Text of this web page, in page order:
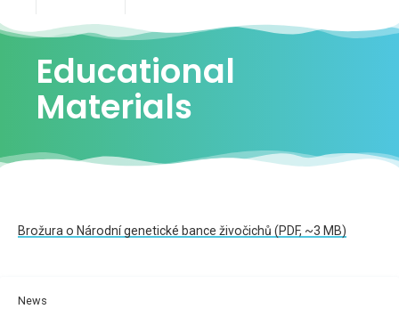
Educational
Materials
Brožura o Národní genetické bance živočichů (PDF, ~3 MB)
News